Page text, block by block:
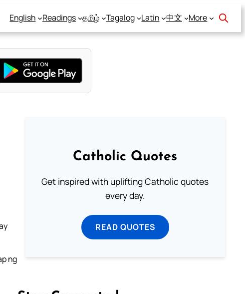
English Readings தமிழ் Tagalog Latin 中文 More
ng
Catholic Quotes
Get inspired with uplifting Catholic quotes
every day.
READ QUOTES